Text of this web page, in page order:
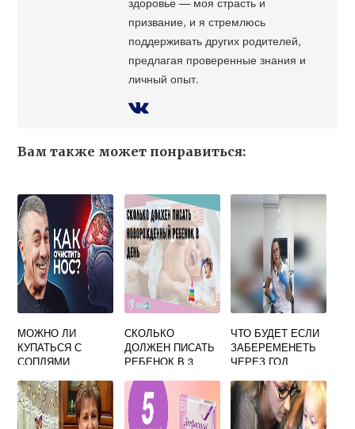
призвание, и я стремлюсь
поддерживать других родителей,
предлагая проверенные знания и
личный опыт.
Вам также может понравиться:
МОЖНО ЛИ
КУПАТЬСЯ С
СОПЛЯМИ
СКОЛЬКО
ДОЛЖЕН ПИСАТЬ
РЕБЕНОК В 3
ГРУДНОМ
ВСКАРМЛИВАНИИ
ЧТО БУДЕТ ЕСЛИ
ЗАБЕРЕМЕНЕТЬ
ЧЕРЕЗ ГОД
КЕСАРЕВА